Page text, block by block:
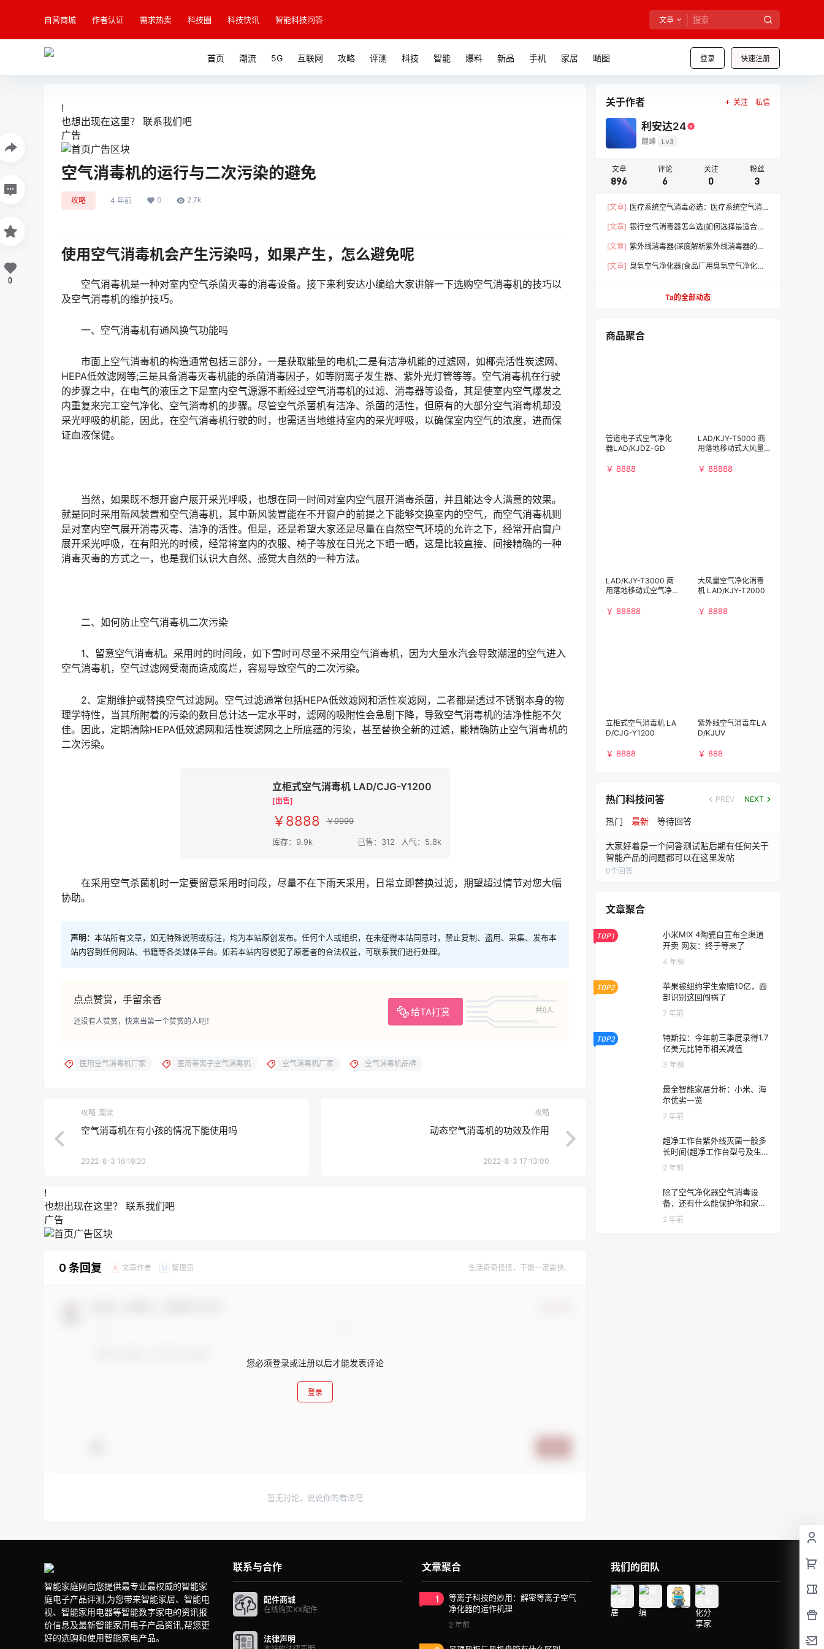
自营商城 作者认证 需求热卖 科技圈 科技快讯 智能科技问答 文章
登录 快速注册
首页 潮流 5G 互联网 攻略 评测 科技 智能 爆料 新品 手机 家居 嗮图
!
也想出现在这里？ 联系我们吧
广告
空气消毒机的运行与二次污染的避免
攻略 4 年前 0 2.7k
使用空气消毒机会产生污染吗，如果产生，怎么避免呢
空气消毒机是一种对室内空气杀菌灭毒的消毒设备。接下来利安达小编给大家讲解一下选购空气消毒机的技巧以
及空气消毒机的维护技巧。
一、空气消毒机有通风换气功能吗
市面上空气消毒机的构造通常包括三部分，一是获取能量的电机;二是有洁净机能的过滤网，如椰壳活性炭滤网、
HEPA低效滤网等;三是具备消毒灭毒机能的杀菌消毒因子，如等阴离子发生器、紫外光灯管等等。空气消毒机在行驶
的步骤之中，在电气的液压之下是室内空气源源不断经过空气消毒机的过滤、消毒器等设备，其是使室内空气爆发之
内重复来完工空气净化、空气消毒机的步骤。尽管空气杀菌机有洁净、杀菌的活性，但原有的大部分空气消毒机却没
采光呼吸的机能，因此，在空气消毒机行驶的时，也需适当地维持室内的采光呼吸，以确保室内空气的浓度，进而保
证血液保健。
当然，如果既不想开窗户展开采光呼吸，也想在同一时间对室内空气展开消毒杀菌，并且能达令人满意的效果。
就是同时采用新风装置和空气消毒机，其中新风装置能在不开窗户的前提之下能够交换室内的空气，而空气消毒机则
是对室内空气展开消毒灭毒、洁净的活性。但是，还是希望大家还是尽量在自然空气环境的允许之下，经常开启窗户
展开采光呼吸，在有阳光的时候，经常将室内的衣服、椅子等放在日光之下晒一晒，这是比较直接、间接精确的一种
消毒灭毒的方式之一，也是我们认识大自然、感觉大自然的一种方法。
二、如何防止空气消毒机二次污染
1、留意空气消毒机。采用时的时间段，如下雪时可尽量不采用空气消毒机，因为大量水汽会导致潮湿的空气进入
空气消毒机，空气过滤网受潮而造成腐烂，容易导致空气的二次污染。
2、定期维护或替换空气过滤网。空气过滤通常包括HEPA低效滤网和活性炭滤网，二者都是透过不锈钢本身的物
理学特性，当其所附着的污染的数目总计达一定水平时，滤网的吸附性会急剧下降，导致空气消毒机的洁净性能不欠
佳。因此，定期清除HEPA低效滤网和活性炭滤网之上所底蕴的污染，甚至替换全新的过滤，能精确防止空气消毒机的
二次污染。
立柜式空气消毒机 LAD/CJG-Y1200
[出售]
￥8888 ￥9999
库存：9.9k 已售：312 人气：5.8k
在采用空气杀菌机时一定要留意采用时间段，尽量不在下雨天采用，日常立即替换过滤，期望超过情节对您大幅
协助。
声明： 本站所有文章，如无特殊说明或标注，均为本站原创发布。任何个人或组织，在未征得本站同意时，禁止复制、盗用、采集、发布本
站内容到任何网站、书籍等各类媒体平台。如若本站内容侵犯了原著者的合法权益，可联系我们进行处理。
点点赞赏，手留余香
给TA打赏 共0人
还没有人赞赏，快来当第一个赞赏的人吧！
0
医用空气消毒机厂家 医用等离子空气消毒机 空气消毒机厂家 空气消毒机品牌
攻略 潮流
空气消毒机在有小孩的情况下能使用吗
2022-8-3 16:19:20
攻略
动态空气消毒机的功效及作用
2022-8-3 17:13:00
!
也想出现在这里？ 联系我们吧
广告
0 条回复 A 文章作者 M 管理员 生活奇奇怪怪，干饭一定要快。
您必须登录或注册以后才能发表评论
登录
暂无讨论，说说你的看法吧
关于作者 关注 私信
利安达24
巅峰 Lv3
文章
896
评论
6
关注
0
粉丝
3
[文章] 医疗系统空气消毒必选：医疗系统空气消
[文章] 银行空气消毒器怎么选(如何选择最适合的
[文章] 紫外线消毒器(深度解析紫外线消毒器的优
[文章] 臭氧空气净化器(食品厂用臭氧空气净化器)
Ta的全部动态
商品聚合
管道电子式空气净化
器LAD/KJDZ-GD
￥ 8888
LAD/KJY-T5000 商
用落地移动式大风量
￥ 88888
LAD/KJY-T3000 商
用落地移动式空气净
h)）
￥ 88888
大风量空气净化消毒
机 LAD/KJY-T2000
￥ 8888
立柜式空气消毒机 LA
D/CJG-Y1200
￥ 8888
紫外线空气消毒车LA
D/KJUV
￥ 888
热门科技问答 PREV NEXT
热门 最新 等待回答
大家好着是一个问答测试贴后期有任何关于
智能产品的问题都可以在这里发帖
0个回答
文章聚合
TOP1
小米MIX 4陶瓷白宣布全渠道
开卖 网友：终于等来了
4 年前
TOP2
苹果被纽约学生索赔10亿，面
部识别这回闯祸了
7 年前
TOP3
特斯拉：今年前三季度录得1.7
亿美元比特币相关减值
3 年前
最全智能家居分析：小米、海
尔优劣一览
7 年前
超净工作台紫外线灭菌一般多
长时间(超净工作台型号及生产
厂家)【干货】
2 年前
除了空气净化器空气消毒设
备，还有什么能保护你和家人
的神秘利器？
2 年前
智能家庭网向您提供最专业最权威的智能家
庭电子产品评测,为您带来智能家居、智能电
视、智能家用电器等智能数字家电的资讯报
价信息及最新智能家用电子产品资讯,帮您更
好的选购和使用智能家电产品。
联系与合作
配件商城
在线购买XX配件
法律声明
文章聚合
1
等离子科技的妙用：解密等离子空气
净化器的运作机理
2 年前
我们的团队